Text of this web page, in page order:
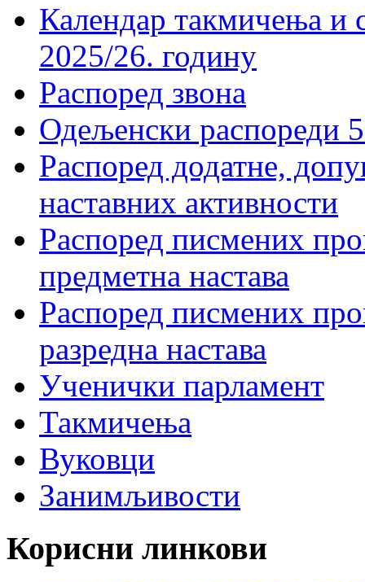
Календар такмичења
2025/26. годину
Распоред звона
Одељенски распореди
Распоред додатне,
наставних активности
Распоред писмених
предметна настава
Распоред писмених
разредна настава
Ученички парламент
Такмичења
Вуковци
Занимљивости
Корисни линкови